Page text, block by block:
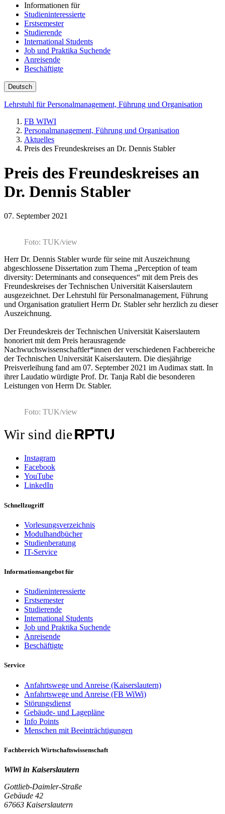
Informationen für
Studieninteressierte
Erstsemester
Studierende
International Students
Job und Praktika Suchende
Anreisende
Beschäftigte
Deutsch
Lehrstuhl für Personalmanagement, Führung und Organisation
FB WIWI
Personalmanagement, Führung und Organisation
Aktuelles
Preis des Freundeskreises an Dr. Dennis Stabler
Preis des Freundeskreises an
Dr. Dennis Stabler
07. September 2021
Foto: TUK/view
Herr Dr. Dennis Stabler wurde für seine mit Auszeichnung
abgeschlossene Dissertation zum Thema „Perception of team
diversity: Determinants and consequences“ mit dem Preis des
Freundeskreises der Technischen Universität Kaiserslautern
ausgezeichnet. Der Lehrstuhl für Personalmanagement, Führung
und Organisation gratuliert Herrn Dr. Stabler sehr herzlich zu dieser
Auszeichnung.
Der Freundeskreis der Technischen Universität Kaiserslautern
honoriert mit dem Preis herausragende
Nachwuchswissenschaftler*innen der verschiedenen Fachbereiche
der Technischen Universität Kaiserslautern. Die diesjährige
Preisverleihung fand am 07. September 2021 im Audimax statt. In
ihrer Laudatio würdigte Prof. Dr. Tanja Rabl die besonderen
Leistungen von Herrn Dr. Stabler.
Foto: TUK/view
Wir sind die
Instagram
Facebook
YouTube
LinkedIn
Schnellzugriff
Vorlesungsverzeichnis
Modulhandbücher
Studienberatung
IT-Service
Informationsangebot für
Studieninteressierte
Erstsemester
Studierende
International Students
Job und Praktika Suchende
Anreisende
Beschäftigte
Service
Anfahrtswege und Anreise (Kaiserslautern)
Anfahrtswege und Anreise (FB WiWi)
Störungsdienst
Gebäude- und Lagepläne
Info Points
Menschen mit Beeinträchtigungen
Fachbereich Wirtschaftswissenschaft
WiWi in Kaiserslautern
Gottlieb-Daimler-Straße
Gebäude 42
67663 Kaiserslautern